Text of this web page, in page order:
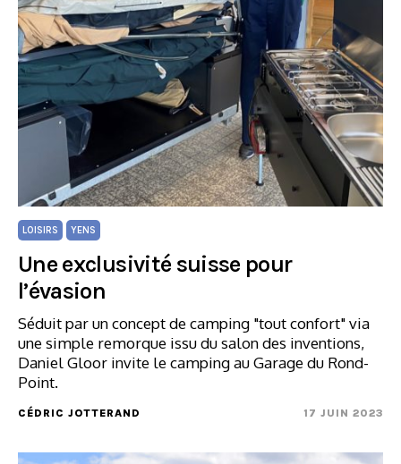
LOISIRS YENS
Une exclusivité suisse pour
l’évasion
Séduit par un concept de camping "tout confort" via
une simple remorque issu du salon des inventions,
Daniel Gloor invite le camping au Garage du Rond-
Point.
CÉDRIC JOTTERAND 17 JUIN 2023